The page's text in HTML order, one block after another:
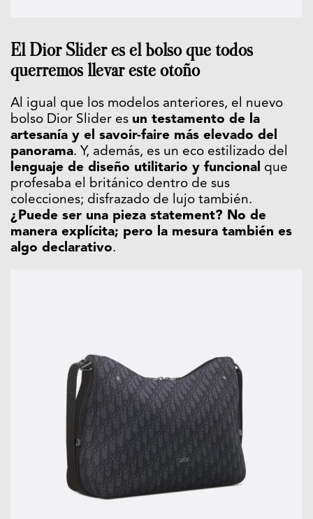
El Dior Slider es el bolso que todos
querremos llevar este otoño
Al igual que los modelos anteriores, el nuevo
bolso Dior Slider es un testamento de la
artesanía y el savoir-faire más elevado del
panorama. Y, además, es un eco estilizado del
lenguaje de diseño utilitario y funcional que
profesaba el británico dentro de sus
colecciones; disfrazado de lujo también.
¿Puede ser una pieza statement? No de
manera explícita; pero la mesura también es
algo declarativo.